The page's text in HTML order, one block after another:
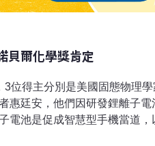
貝爾化學獎肯定
位得主分別是美國固態物理
惠廷安，他們因研發鋰離子電
電池是促成智慧型手機當道，